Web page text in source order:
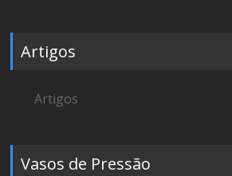
Artigos
Artigos
Vasos de Pressão